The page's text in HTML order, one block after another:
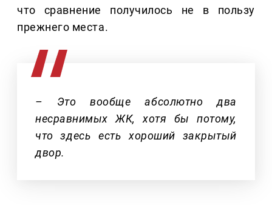
что сравнение получилось не в пользу
прежнего места.
– Это вообще абсолютно два
несравнимых ЖК, хотя бы потому,
что здесь есть хороший закрытый
двор.